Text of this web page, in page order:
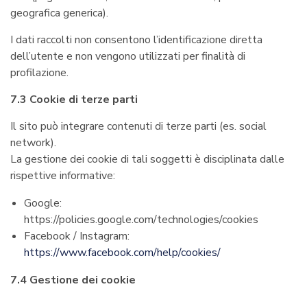
geografica generica).
I dati raccolti non consentono l’identificazione diretta
dell’utente e non vengono utilizzati per finalità di
profilazione.
7.3 Cookie di terze parti
Il sito può integrare contenuti di terze parti (es. social
network).
La gestione dei cookie di tali soggetti è disciplinata dalle
rispettive informative:
Google:
https://policies.google.com/technologies/cookies
Facebook / Instagram:
https://www.facebook.com/help/cookies/
7.4 Gestione dei cookie